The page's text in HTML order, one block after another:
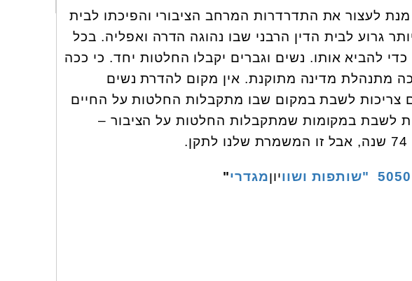
לעצור את התדרדרות המרחב הציבורי והפיכתו לבית
גרוע לבית הדין הרבני שבו נהוגה הדרה ואפליה. בכל
כדי להביא אותו. נשים וגברים יקבלו החלטות יחד. כי ככה
מתנהלת מדינה מתוקנת. אין מקום להדרת נשים
צריכות לשבת במקום שבו מתקבלות החלטות על החיים
לשבת במקומות שמתקבלות החלטות על הציבור –
5050 "שותפות ושוו יוןמגדרי"